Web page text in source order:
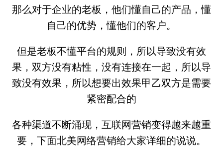
那么对于企业的老板，他们懂自己的产品，懂
自己的优势，懂他们的客户。
但是老板不懂平台的规则，所以导致没有效
果，双方没有粘性，没有连接在一起，所以导
致没有效果，所以想要出效果甲乙双方是需要
紧密配合的
各种渠道不断涌现，互联网营销变得越来越重
要，下面北美网络营销给大家详细的说说。